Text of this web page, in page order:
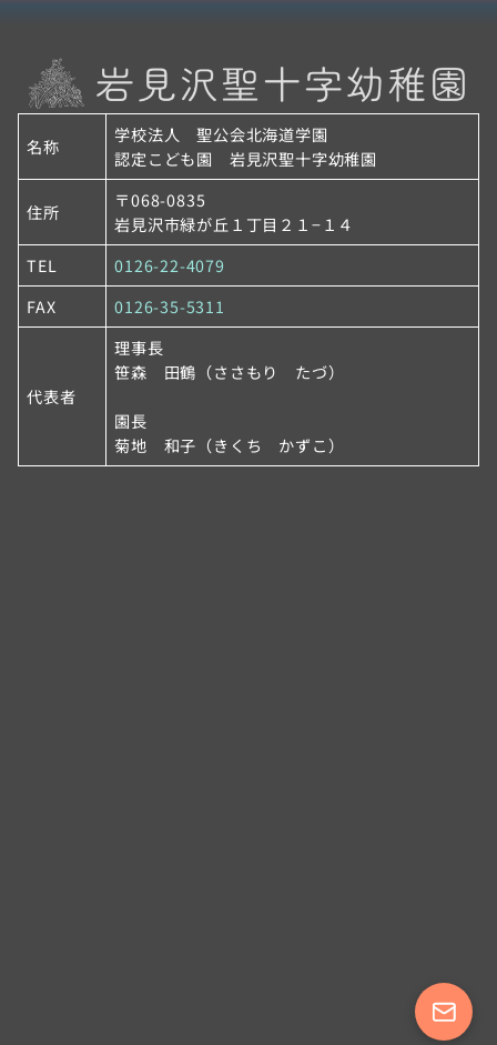
名称
学校法人 聖公会北海道学園
認定こども園 岩見沢聖十字幼稚園
住所
〒068-0835
岩見沢市緑が丘１丁目２１−１４
TEL
0126-22-4079
FAX
0126-35-5311
代表者
理事長
笹森 田鶴（ささもり たづ）
園長
菊地 和子（きくち かずこ）